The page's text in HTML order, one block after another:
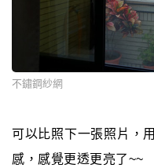
不鏽鋼紗網
可以比照下一張照片，
感，感覺更透更亮了~~